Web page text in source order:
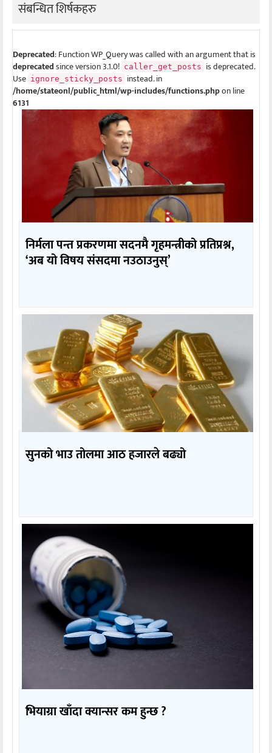
संबन्धित शिर्षकहरु
Deprecated: Function WP_Query was called with an argument that is
deprecatedsince version 3.1.0! caller_get_posts is deprecated.
Use ignore_sticky_posts instead. in
/home/stateonl/public_html/wp-includes/functions.phpon line
6131
निर्मला पन्त प्रकरणमा सदनमै गृहमन्त्रीको प्रतिप्रश्न,
‘अब यो विषय संसदमा नउठाउनुस्’
सुनको भाउ तोलमा आठ हजारले बढ्यो
भियाग्रा खाँदा क्यान्सर कम हुन्छ ?